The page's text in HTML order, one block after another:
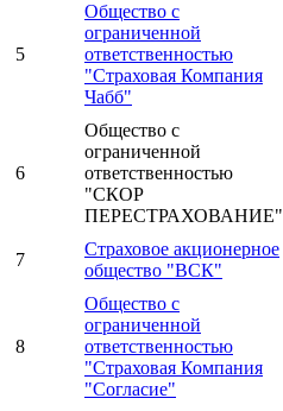
5
Общество с
ограниченной
ответственностью
"Страховая Компания
Чабб"
6
Общество с
ограниченной
ответственностью
"СКОР
ПЕРЕСТРАХОВАНИЕ"
7
Страховое акционерное
общество "ВСК"
8
Общество с
ограниченной
ответственностью
"Страховая Компания
"Согласие"